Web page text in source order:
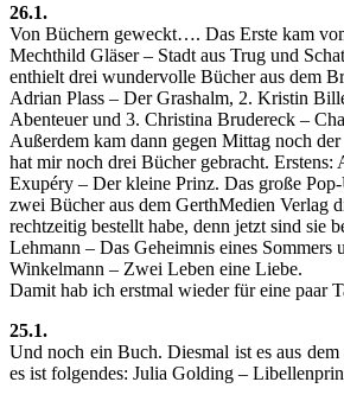
26.1.
Von Büchern geweckt…. Das Erste kam
Mechthild Gläser – Stadt aus Trug und
enthielt drei wundervolle Bücher aus dem
Adrian Plass – Der Grashalm, 2. Kristin
Abenteuer und 3. Christina Brudereck –
Außerdem kam dann gegen Mittag noch
hat mir noch drei Bücher gebracht. Erstens:
Exupéry – Der kleine Prinz. Das große
zwei Bücher aus dem GerthMedien Verlag
rechtzeitig bestellt habe, denn jetzt sind sie
Lehmann – Das Geheimnis eines Sommers
Winkelmann – Zwei Leben eine Liebe.
Damit hab ich erstmal wieder für eine paar
25.1.
Und noch ein Buch. Diesmal ist es aus
es ist folgendes: Julia Golding –